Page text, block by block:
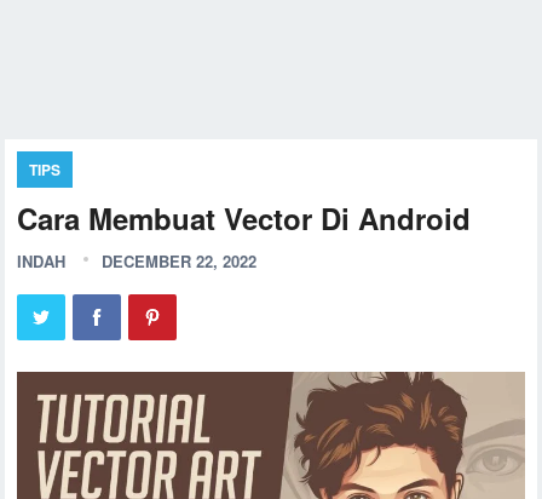
TIPS
Cara Membuat Vector Di Android
INDAH DECEMBER 22, 2022